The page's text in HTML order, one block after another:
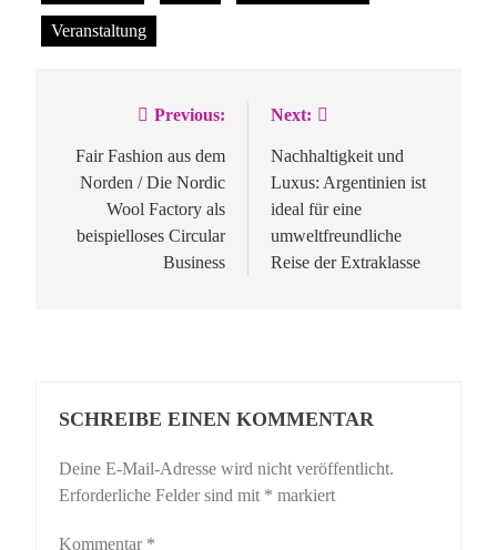
Veranstaltung
Beitragsnavigation
Previous:
Fair Fashion aus dem
Norden / Die Nordic
Wool Factory als
beispielloses Circular
Business
Next:
Nachhaltigkeit und
Luxus: Argentinien ist
ideal für eine
umweltfreundliche
Reise der Extraklasse
SCHREIBE EINEN KOMMENTAR
Deine E-Mail-Adresse wird nicht veröffentlicht.
Erforderliche Felder sind mit * markiert
Kommentar *